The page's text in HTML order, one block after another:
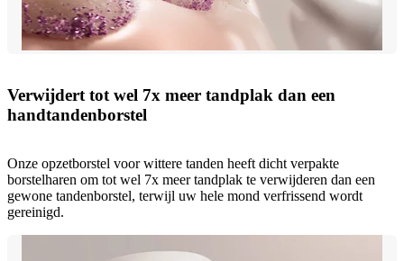
Verwijdert tot wel 7x meer tandplak dan een
handtandenborstel
Onze opzetborstel voor wittere tanden heeft dicht verpakte
borstelharen om tot wel 7x meer tandplak te verwijderen dan een
gewone tandenborstel, terwijl uw hele mond verfrissend wordt
gereinigd.